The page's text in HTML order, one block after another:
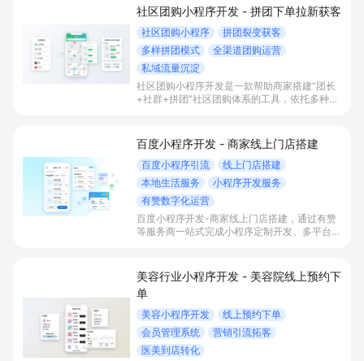
社区团购小程序开发 - 拼团下单拉新获客
社区团购小程序
拼团裂变获客
多样拼团模式
全渠道团购运营
私域流量沉淀
社区团购小程序开发是一款帮助商家搭建“团长
+社群+拼团”社区团购体系的工具，依托多种拼
员。
百度小程序开发 - 商家线上门店搭建
百度小程序引流
线上门店搭建
本地生活服务
小程序开发服务
有赞数字化运营
百度小程序开发-商家线上门店搭建，通过有赞
等服务商一站式完成小程序定制开发、多平台联
提升到店与下单转化。
美容行业小程序开发 - 美容院线上预约下
单
美容小程序开发
线上预约下单
会员管理系统
营销引流拓客
医美到店转化